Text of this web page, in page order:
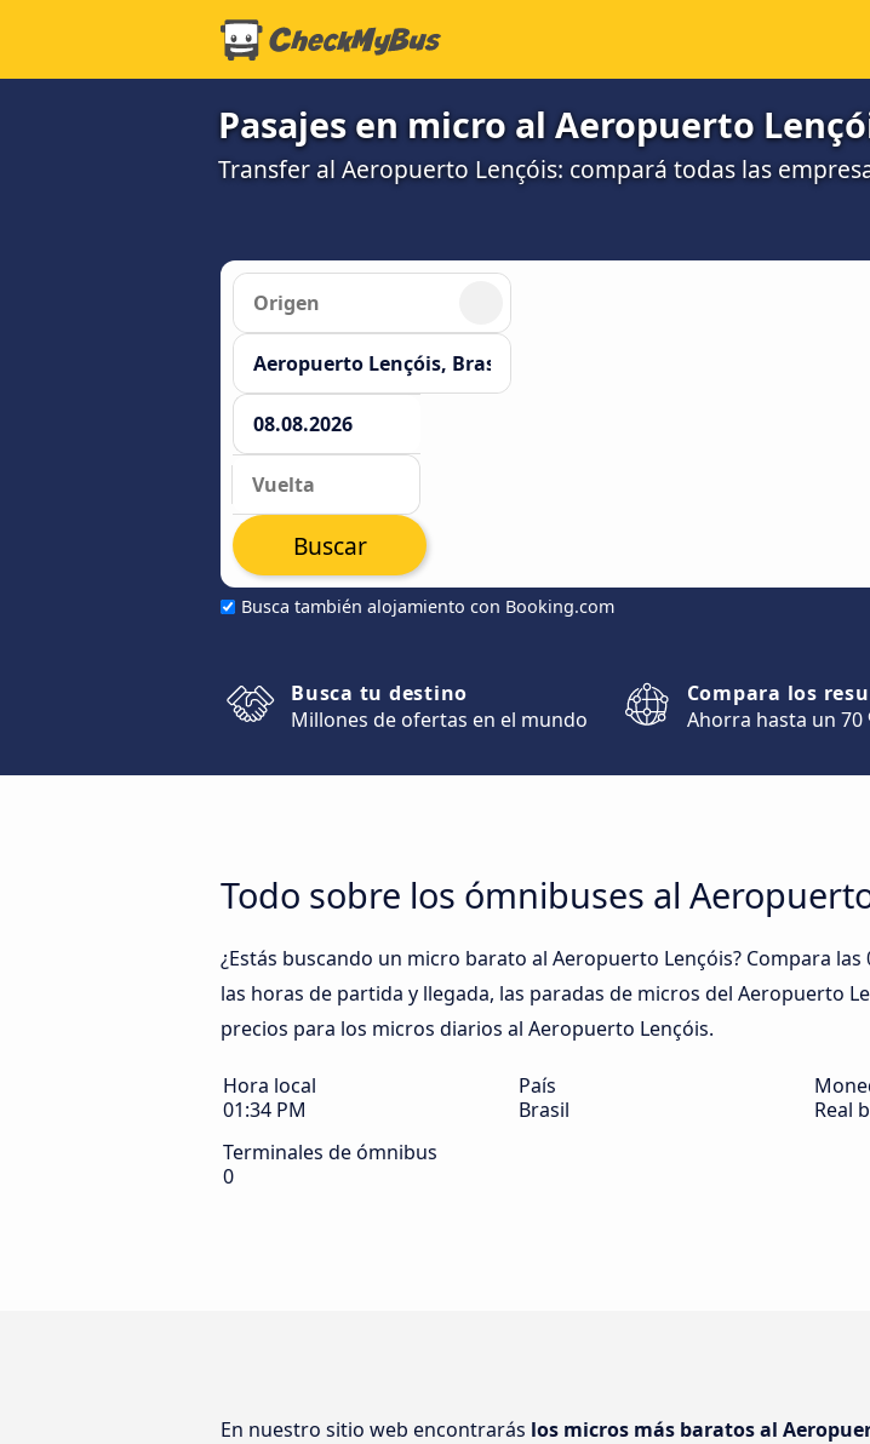
Pasajes en micro al Aeropuerto
Transfer al Aeropuerto Lençóis: compará todas las
Busca también alojamiento con Booking.com
Buscar
Busca tu destino
Millones de ofertas en el mundo
Compara los
Ahorra hasta un 70
Todo sobre los ómnibuses al
¿Estás buscando un micro barato al Aeropuerto Lençóis? Compara
las horas de partida y llegada, las paradas de micros del Aeropuerto
precios para los micros diarios al Aeropuerto Lençóis.
Hora local
01:34 PM
País
Brasil
Real
Terminales de ómnibus
0
En nuestro sitio web encontrarás los micros más baratos al